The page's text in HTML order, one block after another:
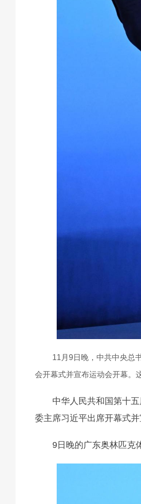
11月9日晚，中共中央总
会开幕式并宣布运动会开幕。
中华人民共和国第十
委主席习近平出席开幕式并
9日晚的广东奥林匹克